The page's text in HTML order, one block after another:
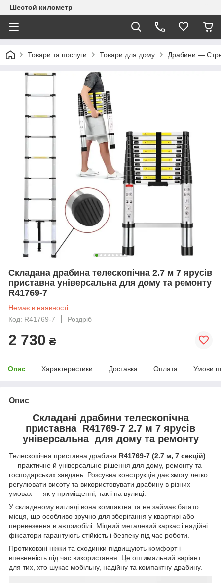
Шестой километр
Товари та послуги Товари для дому Драбини —
Складана драбина телескопічна 2.7 м 7 ярусів
приставна універсальна для дому та ремонту
R41769-7
Немає в наявності
Код: R41769-7
Роздріб
2 730 ₴
Опис Характеристики Доставка Оплата Умови
Опис
Складані драбини телескопічна
приставна R41769-7 2.7 м 7 ярусів
універсальна для дому та ремонту
Телескопічна приставна драбина R41769-7 (2.7 м, 7 секцій)
— практичне й універсальне рішення для дому, ремонту та
господарських завдань. Розсувна конструкція дає змогу легко
регулювати висоту та використовувати драбину в різних
умовах — як у приміщенні, так і на вулиці.
У складеному вигляді вона компактна та не займає багато
місця, що особливо зручно для зберігання у квартирі або
перевезення в автомобілі. Міцний металевий каркас і надійні
фіксатори гарантують стійкість і безпеку під час роботи.
Протиковзні ніжки та сходинки підвищують комфорт і
впевненість під час використання. Це оптимальний варіант
для тих, хто шукає мобільну, надійну та компактну драбину.